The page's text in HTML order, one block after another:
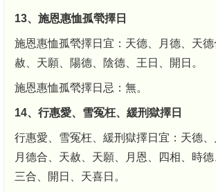
13、施恩惠恤孤煢擇日
施恩惠恤孤煢擇日宜：天德、月德、天
赦、天願、陽德、陰德、王日、開日。
施恩惠恤孤煢擇日忌：無。
14、行惠愛、雪冤枉、緩刑獄擇日
行惠愛、雪冤枉、緩刑獄擇日宜：天德、
月德合、天赦、天願、月恩、四相、時德
三合、開日、天喜日。